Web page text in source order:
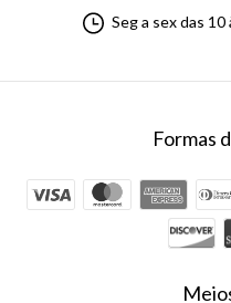
Seg a sex das 10
Formas